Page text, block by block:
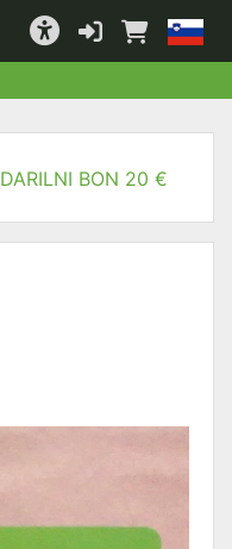
DARILNI BON 20 €